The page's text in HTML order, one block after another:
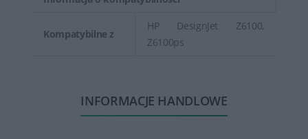
Kompatybilne z
HP DesignJet Z6100,
Z6100ps
INFORMACJE HANDLOWE